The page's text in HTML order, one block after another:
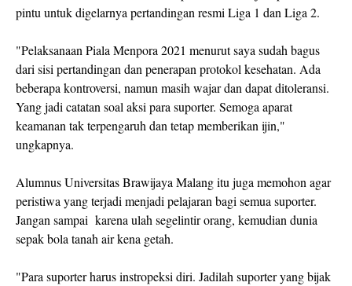
pintu untuk digelarnya pertandingan resmi Liga 1 dan Liga 2.
"Pelaksanaan Piala Menpora 2021 menurut saya sudah bagus
dari sisi pertandingan dan penerapan protokol kesehatan. Ada
beberapa kontroversi, namun masih wajar dan dapat ditoleransi.
Yang jadi catatan soal aksi para suporter. Semoga aparat
keamanan tak terpengaruh dan tetap memberikan ijin,"
ungkapnya.
Alumnus Universitas Brawijaya Malang itu juga memohon agar
peristiwa yang terjadi menjadi pelajaran bagi semua suporter.
Jangan sampai karena ulah segelintir orang, kemudian dunia
sepak bola tanah air kena getah.
"Para suporter harus instropeksi diri. Jadilah suporter yang bijak